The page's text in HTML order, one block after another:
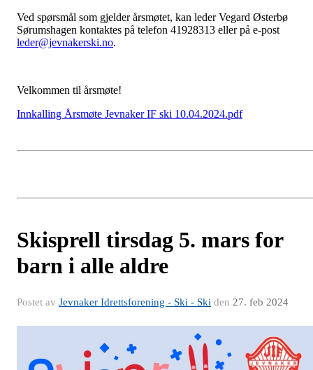
Ved spørsmål som gjelder årsmøtet, kan leder Vegard Østerbø
Sørumshagen kontaktes på telefon 41928313 eller på e-post
leder@jevnakerski.no.
Velkommen til årsmøte!
Innkalling Årsmøte Jevnaker IF ski 10.04.2024.pdf
Skisprell tirsdag 5. mars for
barn i alle aldre
Postet av Jevnaker Idrettsforening - Ski - Ski den 27. feb 2024